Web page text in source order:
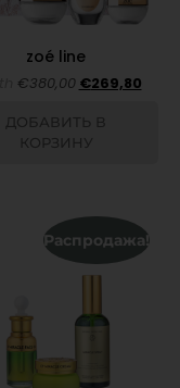
zoé line
€380,00 €269,80
ДОБАВИТЬ В
КОРЗИНУ
Распродажа!